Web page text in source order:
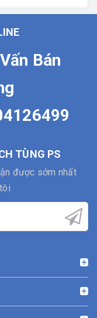
Bán
TÙNG PS
được sớm nhất